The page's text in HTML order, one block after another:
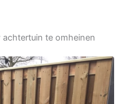
achtertuin te omheinen